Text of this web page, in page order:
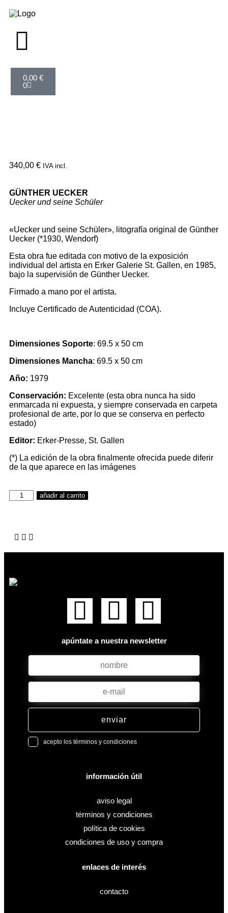
0,00 €
0
340,00 € IVA incl.
GÜNTHER UECKER
Uecker und seine Schüler
«Uecker und seine Schüler», litografía original de Günther
Uecker (*1930, Wendorf)
Esta obra fue editada con motivo de la exposición
individual del artista en Erker Galerie St. Gallen, en 1985,
bajo la supervisión de Günther Uecker.
Firmado a mano por el artista.
Incluye Certificado de Autenticidad (COA).
Dimensiones Soporte: 69.5 x 50 cm
Dimensiones Mancha: 69.5 x 50 cm
Año: 1979
Conservación: Excelente (esta obra nunca ha sido
enmarcada ni expuesta, y siempre conservada en carpeta
profesional de arte, por lo que se conserva en perfecto
estado)
Editor: Erker-Presse, St. Gallen
(*) La edición de la obra finalmente ofrecida puede diferir
de la que aparece en las imágenes
añadir al carrito
apúntate a nuestra newsletter
acepto los términos y condiciones
enviar
información útil
aviso legal
términos y condiciones
política de cookies
condiciones de uso y compra
enlaces de interés
contacto